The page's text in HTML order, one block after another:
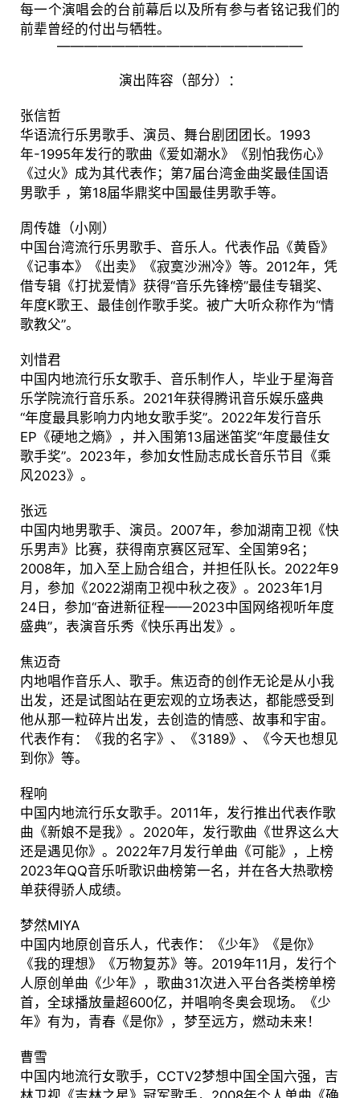
每一个演唱会的台前幕后以及所有参与者铭记我们的
前辈曾经的付出与牺牲。
——————————————————
演出阵容（部分）：
张信哲
华语流行乐男歌手、演员、舞台剧团团长。1993
年-1995年发行的歌曲《爱如潮水》《别怕我伤心》
《过火》成为其代表作；第7届台湾金曲奖最佳国语
男歌手 ，第18届华鼎奖中国最佳男歌手等。
周传雄（小刚）
中国台湾流行乐男歌手、音乐人。代表作品《黄昏》
《记事本》《出卖》《寂寞沙洲冷》等。2012年，凭
借专辑《打扰爱情》获得“音乐先锋榜”最佳专辑奖、
年度K歌王、最佳创作歌手奖。被广大听众称作为“情
歌教父”。
刘惜君
中国内地流行乐女歌手、音乐制作人，毕业于星海音
乐学院流行音乐系。2021年获得腾讯音乐娱乐盛典
“年度最具影响力内地女歌手奖”。2022年发行音乐
EP《硬地之熵》，并入围第13届迷笛奖“年度最佳女
歌手奖”。2023年，参加女性励志成长音乐节目《乘
风2023》。
张远
中国内地男歌手、演员。2007年，参加湖南卫视《快
乐男声》比赛，获得南京赛区冠军、全国第9名；
2008年，加入至上励合组合，并担任队长。2022年9
月，参加《2022湖南卫视中秋之夜》。2023年1月
24日，参加“奋进新征程——2023中国网络视听年度
盛典”，表演音乐秀《快乐再出发》。
焦迈奇
内地唱作音乐人、歌手。焦迈奇的创作无论是从小我
出发，还是试图站在更宏观的立场表达，都能感受到
他从那一粒碎片出发，去创造的情感、故事和宇宙。
代表作有：《我的名字》、《3189》、《今天也想见
到你》等。
程响
中国内地流行乐女歌手。2011年，发行推出代表作歌
曲《新娘不是我》。2020年，发行歌曲《世界这么大
还是遇见你》。2022年7月发行单曲《可能》，上榜
2023年QQ音乐听歌识曲榜第一名，并在各大热歌榜
单获得骄人成绩。
梦然MIYA
中国内地原创音乐人，代表作：《少年》《是你》
《我的理想》《万物复苏》等。2019年11月，发行个
人原创单曲《少年》，歌曲31次进入平台各类榜单榜
首，全球播放量超600亿，并唱响冬奥会现场。《少
年》有为，青春《是你》，梦至远方，燃动未来！
曹雪
中国内地流行女歌手，CCTV2梦想中国全国六强，吉